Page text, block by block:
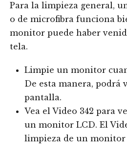
Para la limpieza general,
o de microfibra funciona
monitor puede haber
tela.
Limpie un monitor
De esta manera, podrá
pantalla.
Vea el Video 342 para
un monitor LCD. El
limpieza de un monitor